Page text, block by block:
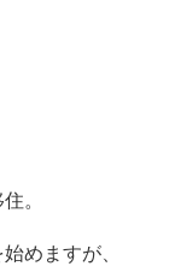
。
めますが、